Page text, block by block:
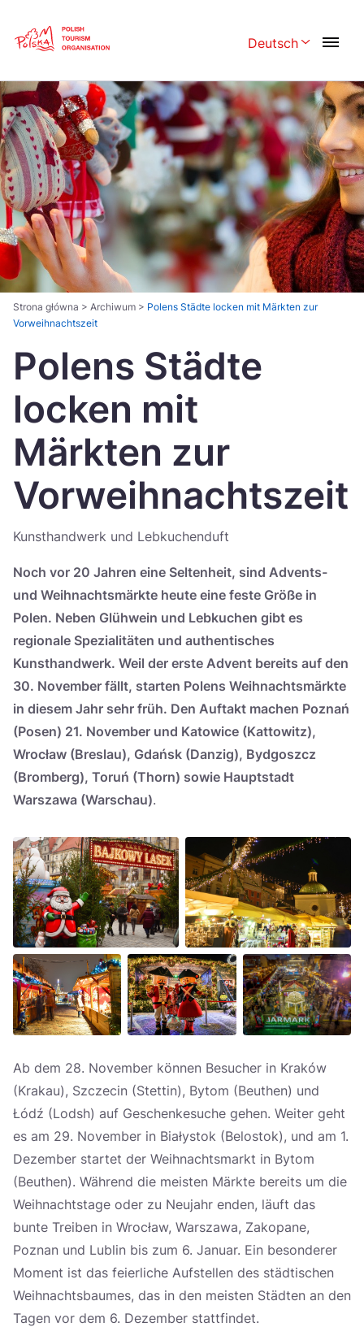
Deutsch
Polski English
Česká 中国
Dansk Deutsch
Español Français
Italiano Magyar
Nederlands 日本語
Português Norsk
Україна
Zamknij
Strona główna > Archiwum > Polens Städte locken mit Märkten zur
Vorweihnachtszeit
Polens Städte
locken mit
Märkten zur
Vorweihnachtszeit
Kunsthandwerk und Lebkuchenduft
Noch vor 20 Jahren eine Seltenheit, sind Advents-
und Weihnachtsmärkte heute eine feste Größe in
Polen. Neben Glühwein und Lebkuchen gibt es
regionale Spezialitäten und authentisches
Kunsthandwerk. Weil der erste Advent bereits auf den
30. November fällt, starten Polens Weihnachtsmärkte
in diesem Jahr sehr früh. Den Auftakt machen Poznań
(Posen) 21. November und Katowice (Kattowitz),
Wrocław (Breslau), Gdańsk (Danzig), Bydgoszcz
(Bromberg), Toruń (Thorn) sowie Hauptstadt
Warszawa (Warschau).
Ab dem 28. November können Besucher in Kraków
(Krakau), Szczecin (Stettin), Bytom (Beuthen) und
Łódź (Lodsh) auf Geschenkesuche gehen. Weiter geht
es am 29. November in Białystok (Belostok), und am 1.
Dezember startet der Weihnachtsmarkt in Bytom
(Beuthen). Während die meisten Märkte bereits um die
Weihnachtstage oder zu Neujahr enden, läuft das
bunte Treiben in Wrocław, Warszawa, Zakopane,
Poznan und Lublin bis zum 6. Januar. Ein besonderer
Moment ist das feierliche Aufstellen des städtischen
Weihnachtsbaumes, das in den meisten Städten an den
Tagen vor dem 6. Dezember stattfindet.